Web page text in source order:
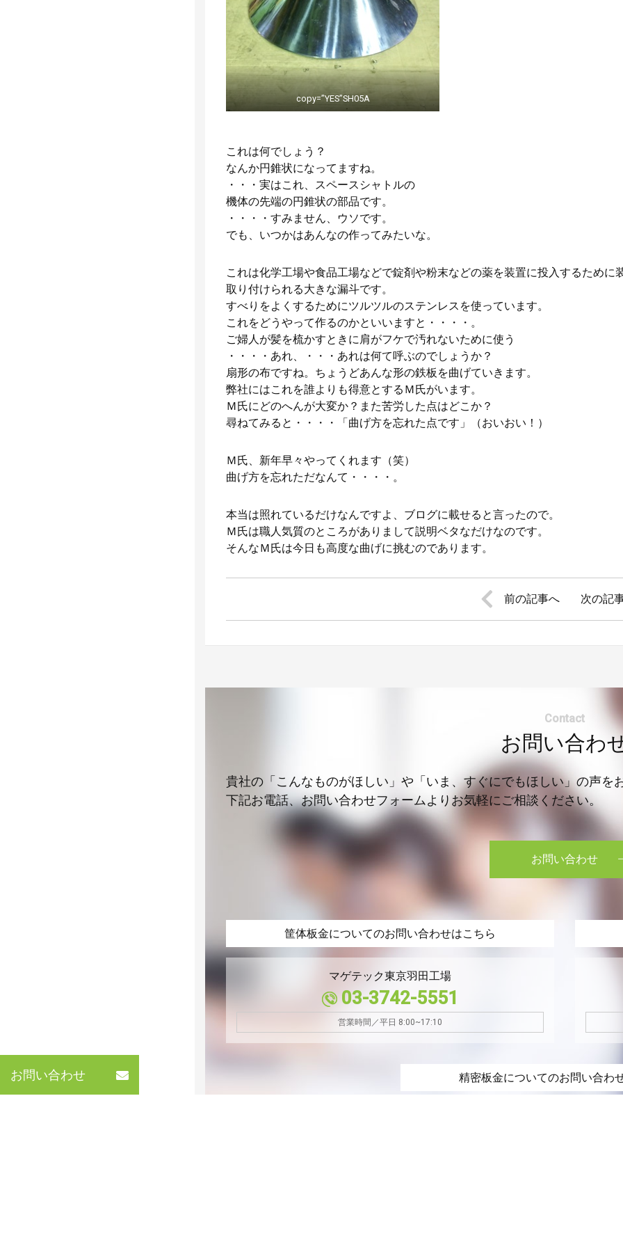
お問い合わせ
copy=”YES”SH05A
これは何でしょう？
なんか円錐状になってますね。
・・・実はこれ、スペースシャトルの
機体の先端の円錐状の部品です。
・・・・すみません、ウソです。
でも、いつかはあんなの作ってみたいな。
これは化学工場や食品工場などで錠剤や粉末などの薬を装置に投入するために
取り付けられる大きな漏斗です。
すべりをよくするためにツルツルのステンレスを使っています。
これをどうやって作るのかといいますと・・・・。
ご婦人が髪を梳かすときに肩がフケで汚れないために使う
・・・・あれ、・・・あれは何て呼ぶのでしょうか？
扇形の布ですね。ちょうどあんな形の鉄板を曲げていきます。
弊社にはこれを誰よりも得意とするＭ氏がいます。
Ｍ氏にどのへんが大変か？また苦労した点はどこか？
尋ねてみると・・・・「曲げ方を忘れた点です」（おいおい！）
Ｍ氏、新年早々やってくれます（笑）
曲げ方を忘れただなんて・・・・。
本当は照れているだけなんですよ、ブログに載せると言ったので。
Ｍ氏は職人気質のところがありまして説明ベタなだけなのです。
そんなＭ氏は今日も高度な曲げに挑むのであります。
前の記事へ 次の記
Contact
お問い合わ
貴社の「こんなものがほしい」や「いま、すぐにでもほしい」の声を
下記お電話、お問い合わせフォームよりお気軽にご相談ください。
お問い合わせ
筐体板金についてのお問い合わせはこちら
マゲテック東京羽田工場
03-3742-5551
営業時間／平日 8:00~17:10
精密板金についてのお問い合わ